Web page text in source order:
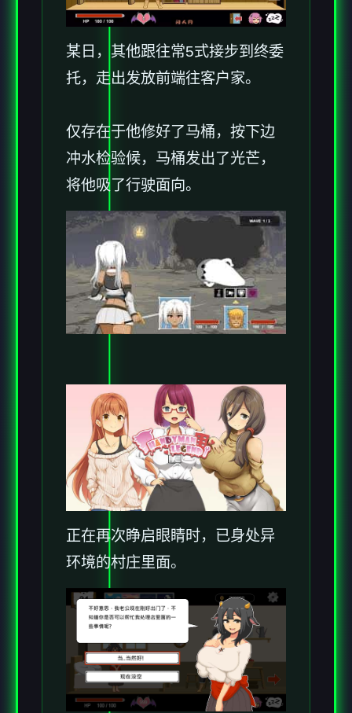
某日，其他跟往常5式接步到终委
托，走出发放前端往客户家。
仅存在于他修好了马桶，按下边
冲水检验候，马桶发出了光芒，
将他吸了行驶面向。
正在再次睁启眼睛时，已身处异
环境的村庄里面。